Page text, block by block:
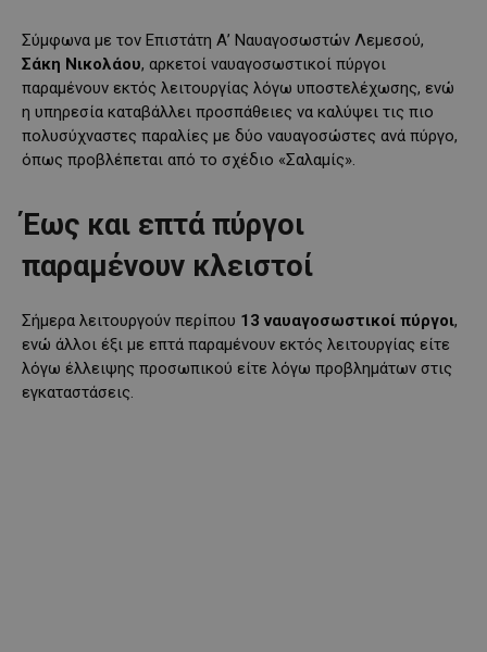
Σύμφωνα με τον Επιστάτη Α’ Ναυαγοσωστών Λεμεσού,
Σάκη Νικολάου, αρκετοί ναυαγοσωστικοί πύργοι
παραμένουν εκτός λειτουργίας λόγω υποστελέχωσης, ενώ
η υπηρεσία καταβάλλει προσπάθειες να καλύψει τις πιο
πολυσύχναστες παραλίες με δύο ναυαγοσώστες ανά πύργο,
όπως προβλέπεται από το σχέδιο «Σαλαμίς».
Έως και επτά πύργοι
παραμένουν κλειστοί
Σήμερα λειτουργούν περίπου 13 ναυαγοσωστικοί πύργοι,
ενώ άλλοι έξι με επτά παραμένουν εκτός λειτουργίας είτε
λόγω έλλειψης προσωπικού είτε λόγω προβλημάτων στις
εγκαταστάσεις.